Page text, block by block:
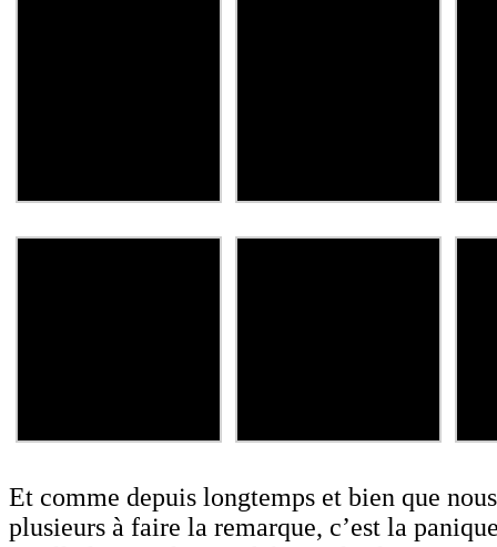
Et comme depuis longtemps et bien que
plusieurs à faire la remarque, c’est la